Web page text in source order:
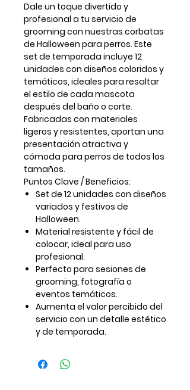
Dale un toque divertido y
profesional a tu servicio de
grooming con nuestras corbatas
de Halloween para perros. Este
set de temporada incluye 12
unidades con diseños coloridos y
temáticos, ideales para resaltar
el estilo de cada mascota
después del baño o corte.
Fabricadas con materiales
ligeros y resistentes, aportan una
presentación atractiva y
cómoda para perros de todos los
tamaños.
Puntos Clave / Beneficios:
Set de 12 unidades con diseños
variados y festivos de
Halloween.
Material resistente y fácil de
colocar, ideal para uso
profesional.
Perfecto para sesiones de
grooming, fotografía o
eventos temáticos.
Aumenta el valor percibido del
servicio con un detalle estético
y de temporada.